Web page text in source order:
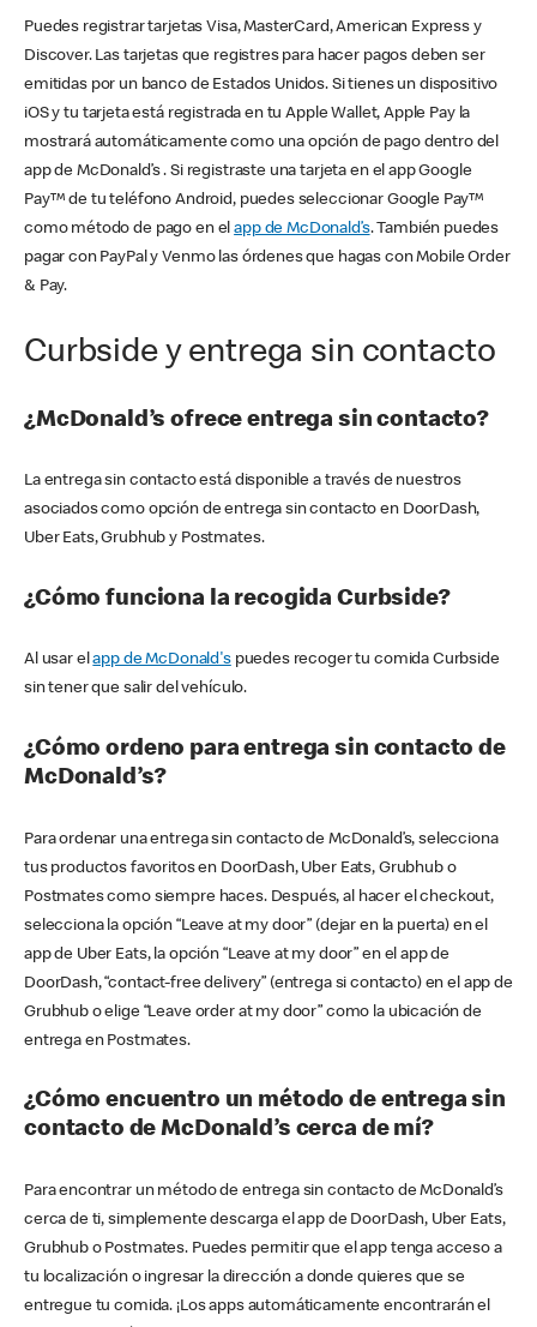
Puedes registrar tarjetas Visa, MasterCard, American Express y
Discover. Las tarjetas que registres para hacer pagos deben ser
emitidas por un banco de Estados Unidos. Si tienes un dispositivo
iOS y tu tarjeta está registrada en tu Apple Wallet, Apple Pay la
mostrará automáticamente como una opción de pago dentro del
app de McDonald’s . Si registraste una tarjeta en el app Google
Pay™ de tu teléfono Android, puedes seleccionar Google Pay™
como método de pago en elapp de McDonald’s. También puedes
pagar con PayPal y Venmo las órdenes que hagas con Mobile Order
& Pay.
Curbside y entrega sin contacto
¿McDonald’s ofrece entrega sin contacto?
La entrega sin contacto está disponible a través de nuestros
asociados como opción de entrega sin contacto en DoorDash,
Uber Eats, Grubhub y Postmates.
¿Cómo funciona la recogida Curbside?
Al usar elapp de McDonald'spuedes recoger tu comida Curbside
sin tener que salir del vehículo.
¿Cómo ordeno para entrega sin contacto de
McDonald’s?
Para ordenar una entrega sin contacto de McDonald’s, selecciona
tus productos favoritos en DoorDash, Uber Eats, Grubhub o
Postmates como siempre haces. Después, al hacer el checkout,
selecciona la opción “Leave at my door” (dejar en la puerta) en el
app de Uber Eats, la opción “Leave at my door” en el app de
DoorDash, “contact-free delivery” (entrega si contacto) en el app de
Grubhub o elige “Leave order at my door” como la ubicación de
entrega en Postmates.
¿Cómo encuentro un método de entrega sin
contacto de McDonald’s cerca de mí?
Para encontrar un método de entrega sin contacto de McDonald’s
cerca de ti, simplemente descarga el app de DoorDash, Uber Eats,
Grubhub o Postmates. Puedes permitir que el app tenga acceso a
tu localización o ingresar la dirección a donde quieres que se
entregue tu comida. ¡Los apps automáticamente encontrarán el